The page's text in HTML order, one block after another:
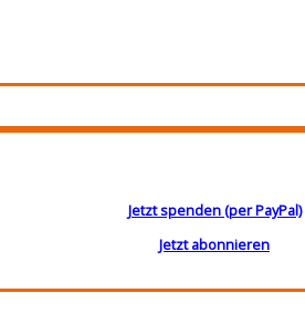
Jetzt spenden (per PayPal)
Jetzt abonnieren